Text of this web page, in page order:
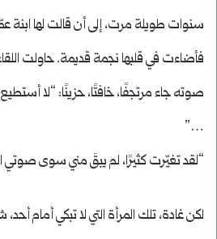
سنوات طويلة مرت، إلى أن قالت لها ابنة
فأضاءت في قلبها نجمة قديمة. حاولت
صوته جاء مرتجفًا، خافتًا، حزينًا: “لا
…”
“لقد تغيّرت كثيرًا، لم يبقَ مني سوى
لكن غادة، تلك المرأة التي لا تبكي أمام